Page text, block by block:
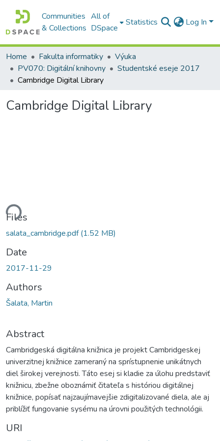
Communities
& Collections
All of
DSpace
Statistics Log In
Home Fakulta informatiky
Výuka
PV070: Digitální knihovny
Studentské eseje 2017
Cambridge Digital Library
Cambridge Digital Library
Files
salata_cambridge.pdf(1.52 MB)
Date
2017-11-29
Authors
Šalata, Martin
Abstract
Cambridgeská digitálna knižnica je projekt Cambridgeskej
univerzitnej knižnice zameraný na sprístupnenie unikátnych
diel širokej verejnosti. Táto esej si kladie za úlohu predstaviť
knižnicu, zbežne oboznámiť čitateľa s históriou digitálnej
knižnice, popísať najzaujímavejšie zdigitalizované diela, ale aj
priblížiť fungovanie sysému na úrovni použitých technológii.
URI